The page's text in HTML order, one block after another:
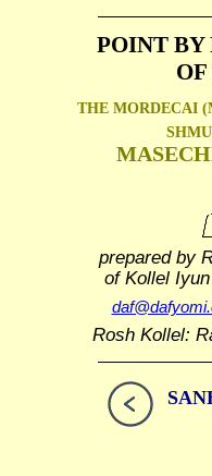
POINT
THE MORDECAI
prepared by
of Kollel
Rosh Kollel: